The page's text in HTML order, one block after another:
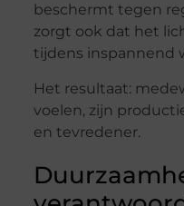
beschermt tegen
zorgt ook dat het
tijdens inspannend
Het resultaat:
voelen, zijn
en tevredener.